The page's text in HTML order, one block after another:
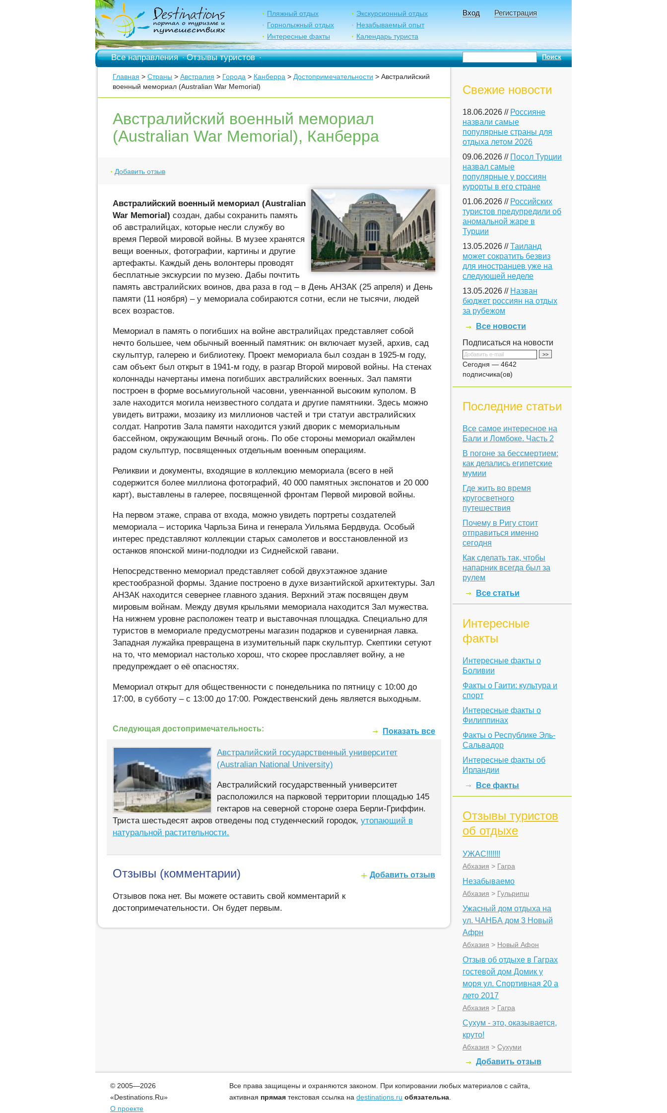
Пляжный отдых
Экскурсионный отдых
Горнолыжный отдых
Незабываемый опыт
Интересные факты
Календарь туриста
Вход Регистрация
Все направления·Отзывы туристов·
Главная > Страны > Австралия > Города > Канберра > Достопримечательности > Австралийский
военный мемориал (Australian War Memorial)
Австралийский военный мемориал
(Australian War Memorial), Канберра
Добавить отзыв
Австралийский военный мемориал (Australian
War Memorial) создан, дабы сохранить память
об австралийцах, которые несли службу во
время Первой мировой войны. В музее хранятся
вещи военных, фотографии, картины и другие
артефакты. Каждый день волонтеры проводят
бесплатные экскурсии по музею. Дабы почтить
память австралийских воинов, два раза в год – в День АНЗАК (25 апреля) и День
памяти (11 ноября) – у мемориала собираются сотни, если не тысячи, людей
всех возрастов.
Мемориал в память о погибших на войне австралийцах представляет собой
нечто большее, чем обычный военный памятник: он включает музей, архив, сад
скульптур, галерею и библиотеку. Проект мемориала был создан в 1925-м году,
сам объект был открыт в 1941-м году, в разгар Второй мировой войны. На стенах
колоннады начертаны имена погибших австралийских военных. Зал памяти
построен в форме восьмиугольной часовни, увенчанной высоким куполом. В
зале находится могила неизвестного солдата и другие памятники. Здесь можно
увидеть витражи, мозаику из миллионов частей и три статуи австралийских
солдат. Напротив Зала памяти находится узкий дворик с мемориальным
бассейном, окружающим Вечный огонь. По обе стороны мемориал окаймлен
радом скульптур, посвященных отдельным военным операциям.
Реликвии и документы, входящие в коллекцию мемориала (всего в ней
содержится более миллиона фотографий, 40 000 памятных экспонатов и 20 000
карт), выставлены в галерее, посвященной фронтам Первой мировой войны.
На первом этаже, справа от входа, можно увидеть портреты создателей
мемориала – историка Чарльза Бина и генерала Уильяма Бердвуда. Особый
интерес представляют коллекции старых самолетов и восстановленной из
останков японской мини-подлодки из Сиднейской гавани.
Непосредственно мемориал представляет собой двухэтажное здание
крестообразной формы. Здание построено в духе византийской архитектуры. Зал
АНЗАК находится севернее главного здания. Верхний этаж посвящен двум
мировым войнам. Между двумя крыльями мемориала находится Зал мужества.
На нижнем уровне расположен театр и выставочная площадка. Специально для
туристов в мемориале предусмотрены магазин подарков и сувенирная лавка.
Западная лужайка превращена в изумительный парк скульптур. Скептики сетуют
на то, что мемориал настолько хорош, что скорее прославляет войну, а не
предупреждает о её опасностях.
Мемориал открыт для общественности с понедельника по пятницу с 10:00 до
17:00, в субботу – с 13:00 до 17:00. Рождественский день является выходным.
Следующая достопримечательность: Показать все
Австралийский государственный университет
(Australian National University)
Австралийский государственный университет
расположился на парковой территории площадью 145
гектаров на северной стороне озера Берли-Гриффин.
Триста шестьдесят акров отведены под студенческий городок, утопающий в
натуральной растительности.
Отзывы (комментарии) Добавить отзыв
Отзывов пока нет. Вы можете оставить свой комментарий к
достопримечательности. Он будет первым.
Свежие новости
18.06.2026 // Россияне
назвали самые
популярные страны для
отдыха летом 2026
09.06.2026 // Посол Турции
назвал самые
популярные у россиян
курорты в его стране
01.06.2026 // Российских
туристов предупредили об
аномальной жаре в
Турции
13.05.2026 //Таиланд
может сократить безвиз
для иностранцев уже на
следующей неделе
13.05.2026 // Назван
бюджет россиян на отдых
за рубежом
Все новости
Подписаться на новости
Сегодня — 4642
подписчика(ов)
Последние статьи
Все самое интересное на
Бали и Ломбоке. Часть 2
В погоне за бессмертием:
как делались египетские
мумии
Где жить во время
кругосветного
путешествия
Почему в Ригу стоит
отправиться именно
сегодня
Как сделать так, чтобы
напарник всегда был за
рулем
Все статьи
Интересные
факты
Интересные факты о
Боливии
Факты о Гаити: культура и
спорт
Интересные факты о
Филиппинах
Факты о Республике Эль-
Сальвадор
Интересные факты об
Ирландии
Все факты
Отзывы туристов
об отдыхе
УЖАС!!!!!!!
Абхазия > Гагра
Незабываемо
Абхазия > Гульрипш
Ужасный дом отдыха на
ул. ЧАНБА дом 3 Новый
Афрн
Абхазия > Новый Афон
Отзыв об отдыхе в Гаграх
гостевой дом Домик у
моря ул. Спортивная 20 а
лето 2017
Абхазия > Гагра
Сухум - это, оказывается,
круто!
Абхазия > Сухуми
Добавить отзыв
© 2005—2026
«Destinations.Ru»
О проекте
Все права защищены и охраняются законом. При копировании любых материалов с сайта,
активная прямая текстовая ссылка на destinations.ru обязательна